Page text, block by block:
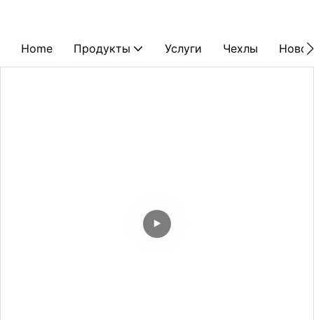
Home Продукты Услуги Чехлы